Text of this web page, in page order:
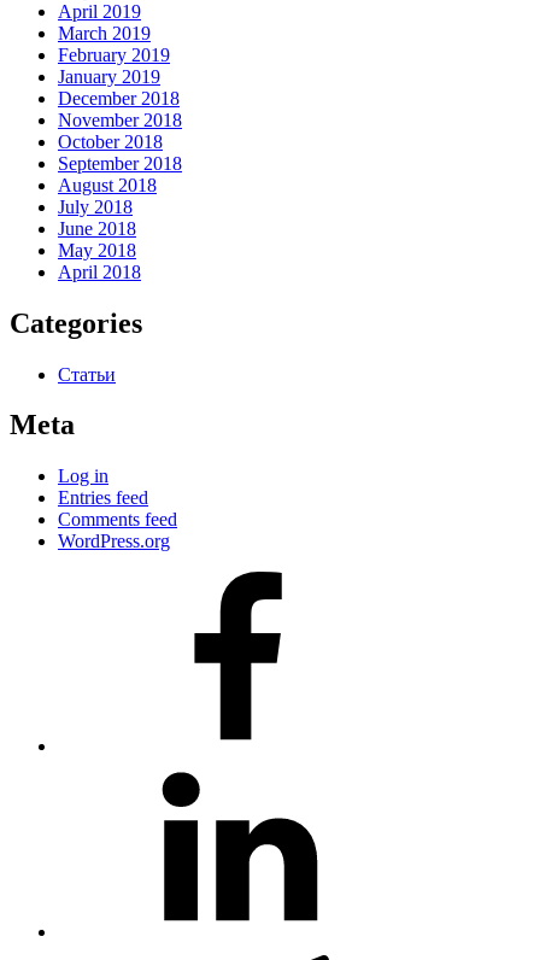
April 2019
March 2019
February 2019
January 2019
December 2018
November 2018
October 2018
September 2018
August 2018
July 2018
June 2018
May 2018
April 2018
Categories
Статьи
Meta
Log in
Entries feed
Comments feed
WordPress.org